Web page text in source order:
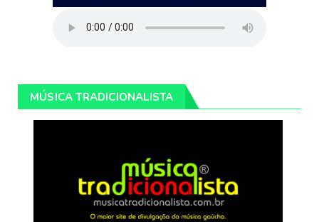
MÚSICA TRADICIONALISTA